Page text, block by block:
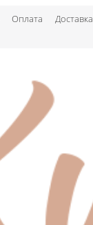
Оплата Доставка